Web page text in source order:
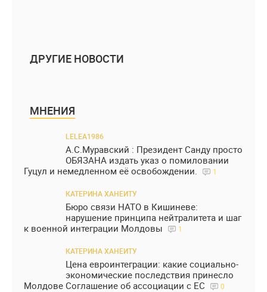
ДРУГИЕ НОВОСТИ
МНЕНИЯ
LELEA1986
А.С.Муравский : Президент Санду просто
ОБЯЗАНА издать указ о помиловании
Гуцул и немедленном её освобождении.
1
КАТЕРИНА ХАНЕИТУ
Бюро связи НАТО в Кишиневе:
нарушение принципа нейтралитета и шаг
к военной интеграции Молдовы
1
КАТЕРИНА ХАНЕИТУ
Цена евроинтеграции: какие социально-
экономические последствия принесло
Молдове Соглашение об ассоциации с ЕС
0